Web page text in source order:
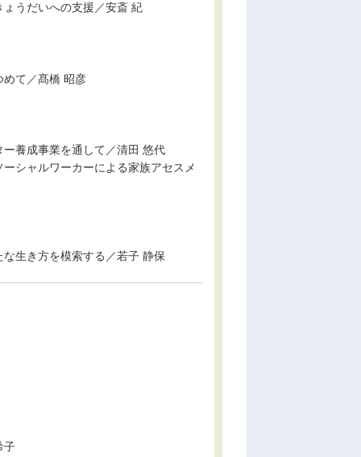
うだいへの支援／安斎 紀
て／髙橋 昭彦
養成事業を通して／清田 悠代
シャルワーカーによる家族アセスメ
生き方を模索する／若子 静保
子